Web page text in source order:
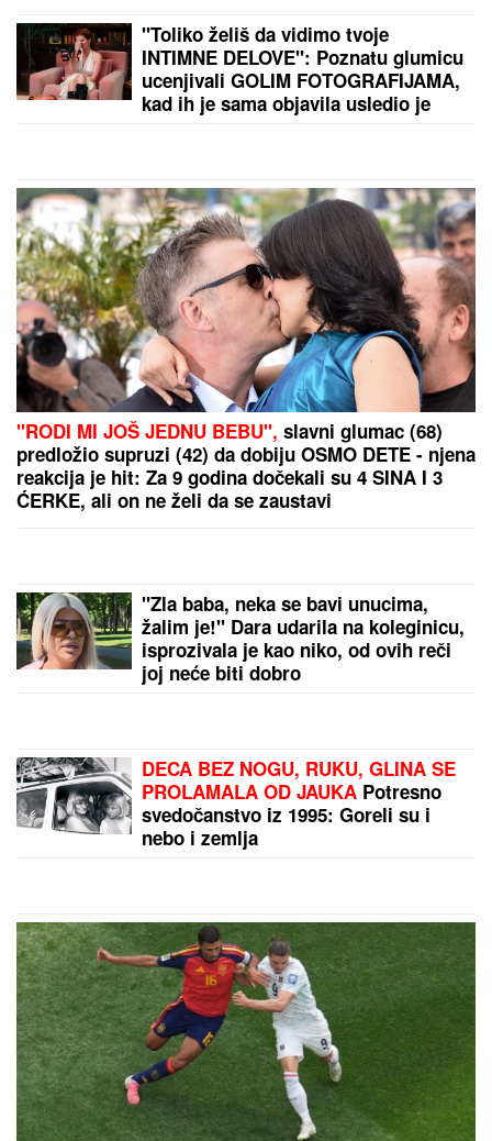
Sa odmora u Crnoj Gori pravo u Barsu! Kapiten
Španije ispalio "kralja"
UMRO ČUVENI SLOBODAN BOBA
SPASOJEVIĆObeležio karijere